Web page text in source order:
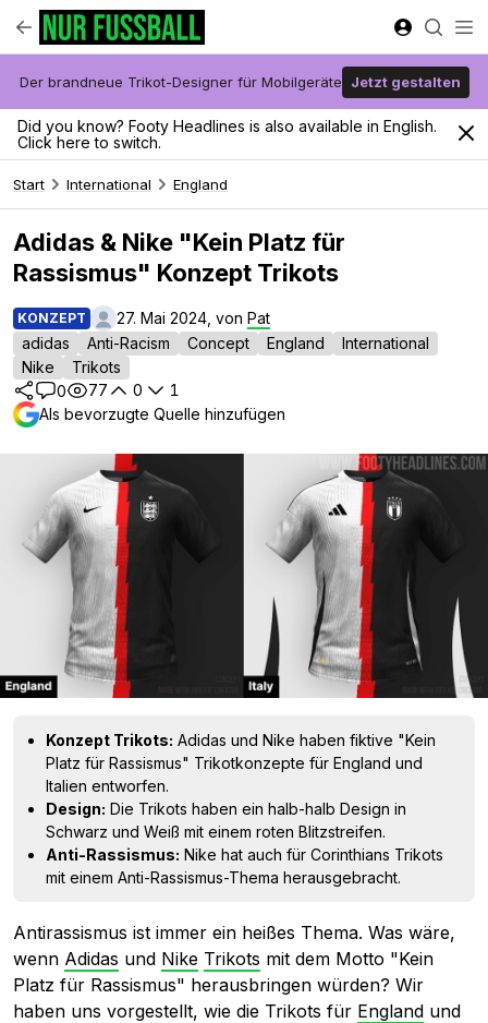
Der brandneue Trikot-Designer für Mobilgeräte Jetzt gestalten
Did you know? Footy Headlines is also available in English.
Click here to switch.
Start International England
Adidas & Nike "Kein Platz für
Rassismus" Konzept Trikots
KONZEPT 27. Mai 2024, von Pat
adidas
Anti-Racism Concept England
International
Nike
Trikots
0
77 0
1
Als bevorzugte Quelle hinzufügen
Konzept Trikots: Adidas und Nike haben fiktive "Kein
Platz für Rassismus" Trikotkonzepte für England und
Italien entworfen.
Design: Die Trikots haben ein halb-halb Design in
Schwarz und Weiß mit einem roten Blitzstreifen.
Anti-Rassismus: Nike hat auch für Corinthians Trikots
mit einem Anti-Rassismus-Thema herausgebracht.
Antirassismus ist immer ein heißes Thema. Was wäre,
wenn Adidas und Nike Trikots mit dem Motto "Kein
Platz für Rassismus" herausbringen würden? Wir
haben uns vorgestellt, wie die Trikots für England und